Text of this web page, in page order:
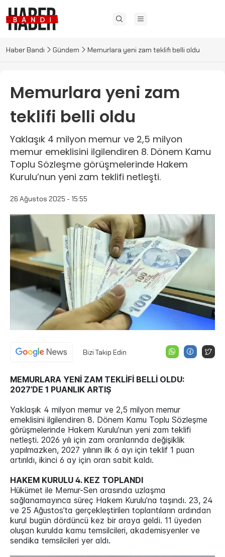
Haber Bandı Gündem Memurlara yeni zam teklifi belli oldu
Memurlara yeni zam
teklifi belli oldu
Yaklaşık 4 milyon memur ve 2,5 milyon
memur emeklisini ilgilendiren 8. Dönem Kamu
Toplu Sözleşme görüşmelerinde Hakem
Kurulu’nun yeni zam teklifi netleşti.
26 Ağustos 2025 - 15:55
Bizi Takip Edin
MEMURLARA YENİ ZAM TEKLİFİ BELLİ OLDU:
2027’DE 1 PUANLIK ARTIŞ
Yaklaşık 4 milyon memur ve 2,5 milyon memur
emeklisini ilgilendiren 8. Dönem Kamu Toplu Sözleşme
görüşmelerinde Hakem Kurulu’nun yeni zam teklifi
netleşti. 2026 yılı için zam oranlarında değişiklik
yapılmazken, 2027 yılının ilk 6 ayı için teklif 1 puan
artırıldı, ikinci 6 ay için oran sabit kaldı.
HAKEM KURULU 4. KEZ TOPLANDI
Hükümet ile Memur-Sen arasında uzlaşma
sağlanamayınca süreç Hakem Kurulu’na taşındı. 23, 24
ve 25 Ağustos’ta gerçekleştirilen toplantıların ardından
kurul bugün dördüncü kez bir araya geldi. 11 üyeden
oluşan kurulda kamu temsilcileri, akademisyenler ve
sendika temsilcileri yer aldı.